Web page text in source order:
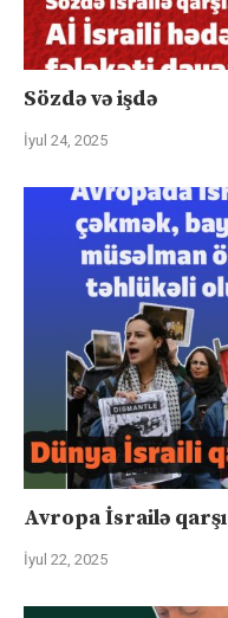
Sözdə və işdə
İyul 24, 2025
Avropa İsrailə qarşı
İyul 22, 2025